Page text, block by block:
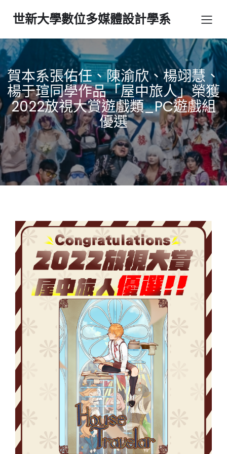
世新大學數位多媒體設計學系
賀本系張佑任、陳渝欣、楊翊慧、
楊于瑄同學作品「屋中旅人」榮獲
2022放視大賞遊戲類_PC遊戲組
優選